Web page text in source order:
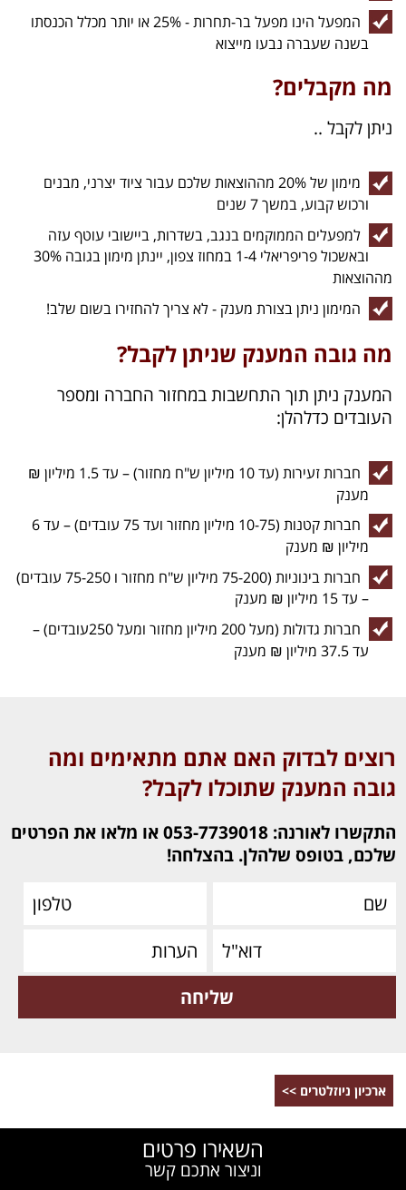
המפעל הינו מפעל בר-תחרות - 25% או יותר מכלל הכנסתו
בשנה שעברה נבעו מייצוא
מה מקבלים?
ניתן לקבל ..
מימון של 20% מההוצאות שלכם עבור ציוד יצרני, מבנים
ורכוש קבוע, במשך 7 שנים
למפעלים הממוקמים בנגב, בשדרות, ביישובי עוטף עזה
ובאשכול פריפריאלי 1-4 במחוז צפון, יינתן מימון בגובה 30%
מההוצאות
המימון ניתן בצורת מענק - לא צריך להחזירו בשום שלב!
מה גובה המענק שניתן לקבל?
המענק ניתן תוך התחשבות במחזור החברה ומספר
העובדים כדלהלן:
חברות זעירות (עד 10 מיליון ש"ח מחזור) – עד 1.5 מיליון ₪
מענק
חברות קטנות (10-75 מיליון מחזור ועד 75 עובדים) – עד 6
מיליון ₪ מענק
חברות בינוניות (75-200 מיליון ש"ח מחזור ו 75-250 עובדים)
– עד 15 מיליון ₪ מענק
חברות גדולות (מעל 200 מיליון מחזור ומעל 250עובדים) –
עד 37.5 מיליון ₪ מענק
רוצים לבדוק האם אתם מתאימים ומה
גובה המענק שתוכלו לקבל?
התקשרו לאורנה: 053-7739018 או מלאו את הפרטים
שלכם, בטופס שלהלן. בהצלחה!
ארכיון ניוזלטרים >>
השאירו פרטים
וניצור אתכם קשר